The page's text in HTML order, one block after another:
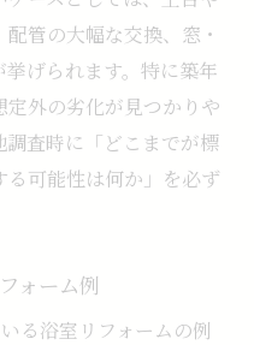
管の大幅な交換、窓・
げられます。特に築年
外の劣化が見つかりや
査時に「どこまでが標
可能性は何か」を必ず
ォーム例
る浴室リフォームの例